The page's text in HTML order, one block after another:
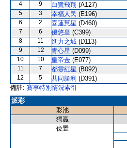
4 9 白鷺飛翔 (A127)
5 3 幸福人民 (E196)
6 2 喜蓮慧星 (D460)
7 6 優悠皇 (C399)
8 11 進力之城 (D113)
9 12 青心星 (D099)
10 10 皇帝金 (E077)
11 7 都靈紅星 (B092)
12 5 共同勝利 (D391)
備註: 賽事特別情況索引
派彩
彩池
獨贏
位置